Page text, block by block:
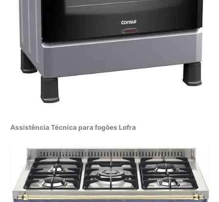
Assistência Técnica para fogões Lofra